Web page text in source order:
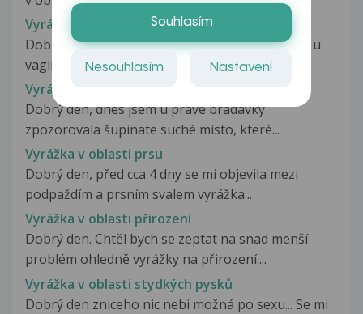
Vyrážka v oblasti pochvy
Dobrý den, je mi 17 let a dnes nebo včera se mi u
vaginy udělal pupinek v barvě...
Vyrážka v oblasti prsního dvorce
Dobrý den, dnes jsem u pravé bradavky
zpozorovala šupinate suché místo, které...
Vyrážka v oblasti prsu
Dobrý den, před cca 4 dny se mi objevila mezi
podpaždím a prsním svalem vyrážka...
Vyrážka v oblasti přirození
Dobrý den. Chtěl bych se zeptat na snad menší
problém ohledně vyrážky na přirození....
Vyrážka v oblasti stydkých pysků
Dobrý den zniceho nic nebi možná po sexu... Se mi
Souhlasím
Nesouhlasím Nastavení